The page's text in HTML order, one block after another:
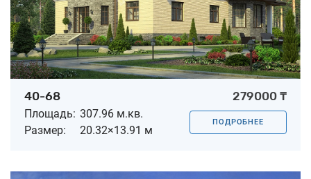
40-68 279000 ₸
Площадь: 307.96 м.кв.
Размер:
20.32×13.91 м
ПОДРОБНЕЕ